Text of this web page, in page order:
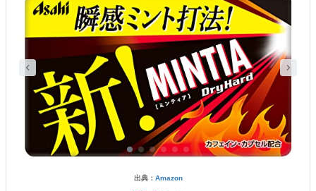
出典： Amazon